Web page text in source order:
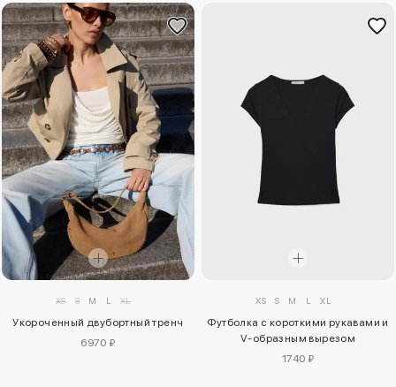
XS S M L XL
Укороченный двубортный тренч
6970 ₽
XS S M L XL
Футболка с короткими рукавами и
V-образным вырезом
1740 ₽